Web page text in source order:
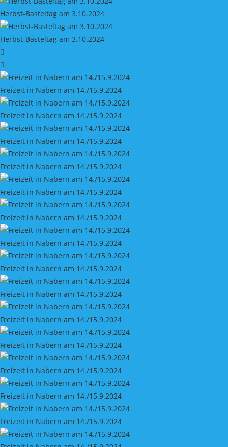
Herbst-Basteltag am 3.10.2024
Herbst-Basteltag am 3.10.2024
Freizeit in Nabern am 14./15.9.2024
Freizeit in Nabern am 14./15.9.2024
Freizeit in Nabern am 14./15.9.2024
Freizeit in Nabern am 14./15.9.2024
Freizeit in Nabern am 14./15.9.2024
Freizeit in Nabern am 14./15.9.2024
Freizeit in Nabern am 14./15.9.2024
Freizeit in Nabern am 14./15.9.2024
Freizeit in Nabern am 14./15.9.2024
Freizeit in Nabern am 14./15.9.2024
Freizeit in Nabern am 14./15.9.2024
Freizeit in Nabern am 14./15.9.2024
Freizeit in Nabern am 14./15.9.2024
Freizeit in Nabern am 14./15.9.2024